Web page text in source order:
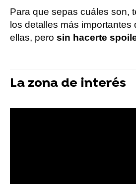
Para que sepas cuáles son,
los detalles más importantes
ellas, pero sin hacerte
La zona de interés